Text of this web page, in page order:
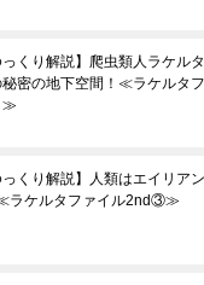
っくり解説】爬虫類人ラケル
秘密の地下空間！≪ラケルタ
≫
っくり解説】人類はエイリア
ラケルタファイル2nd③≫